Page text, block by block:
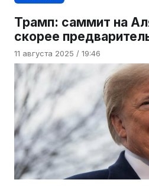
Трамп: саммит на
скорее
11 августа 2025 / 19:46